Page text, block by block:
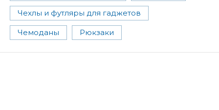
Чехлы и футляры для гаджетов
Чемоданы Рюкзаки